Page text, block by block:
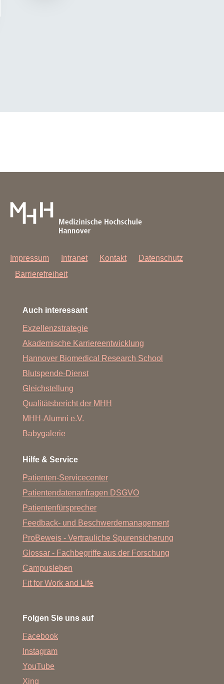
Impressum Intranet Kontakt
Datenschutz
Barrierefreiheit
Auch interessant
Exzellenzstrategie
Akademische Karriereentwicklung
Hannover Biomedical Research School
Blutspende-Dienst
Gleichstellung
Qualitätsbericht der MHH
MHH-Alumni e.V.
Babygalerie
Hilfe & Service
Patienten-Servicecenter
Patientendatenanfragen DSGVO
Patientenfürsprecher
Feedback- und Beschwerdemanagement
ProBeweis - Vertrauliche Spurensicherung
Glossar - Fachbegriffe aus der Forschung
Campusleben
Fit for Work and Life
Folgen Sie uns auf
Facebook
Instagram
YouTube
Xing